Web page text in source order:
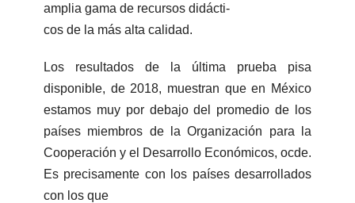
amplia gama de recursos didácti-
cos de la más alta calidad.
Los resultados de la última prueba pisa
disponible, de 2018, muestran que en México
estamos muy por debajo del promedio de los
países miembros de la Organización para la
Cooperación y el Desarrollo Económicos, ocde.
Es precisamente con los países desarrollados
con los que